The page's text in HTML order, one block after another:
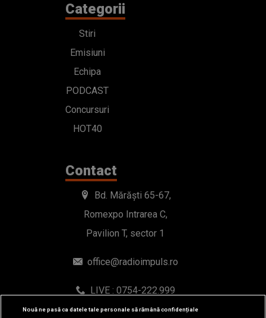
Categorii
Stiri
Emisiuni
Echipa
PODCAST
Concursuri
HOT40
Contact
Bd. Mărăști 65-67,
Romexpo Intrarea C,
Pavilion T, sector 1
office@radioimpuls.ro
LIVE : 0754-222.999
WhatsApp: 0754-222.999
Nouă ne pasă ca datele tale personale să rămână confidențiale